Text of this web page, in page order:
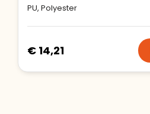
PU, Polyester
€ 14,21